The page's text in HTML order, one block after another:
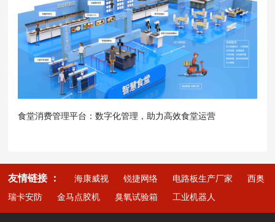
食堂消费管理平台：数字化管理，助力高效食堂运营
友情链接 ： 海康威视 锐捷网络 电路板生产厂家
西奥
瑞卡安防
金马点胶机 臭氧试验箱 工业机器人